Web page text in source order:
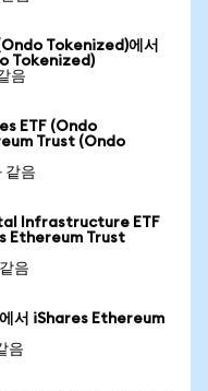
Tokenized)에서
Tokenized)
음
ETF (Ondo
Trust (Ondo
같음
Infrastructure ETF
Ethereum Trust
음
서 iShares Ethereum
음